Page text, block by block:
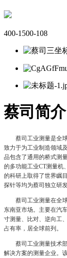
400-1500-108
蔡司简介
蔡司工业测量是全
致力于为工业制造领域
品包含了通用的桥式测
的多功能工业CT测量机
的科研上取得了世界瞩
探针等均为蔡司独立研
蔡司工业测量在全
东南亚市场。主要在汽
寸测量、比对、逆向工
占有率，居全球前列。
蔡司工业测量技术
解决方案的测量企业。